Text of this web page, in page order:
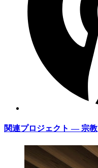
関連プロジェクト — 宗教